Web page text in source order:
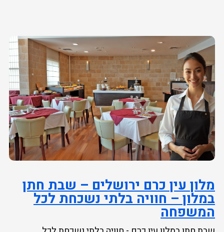
מלון עין כרם ירושלים – שבת חתן
במלון – חוויה בלתי נשכחת לכל
המשפחה